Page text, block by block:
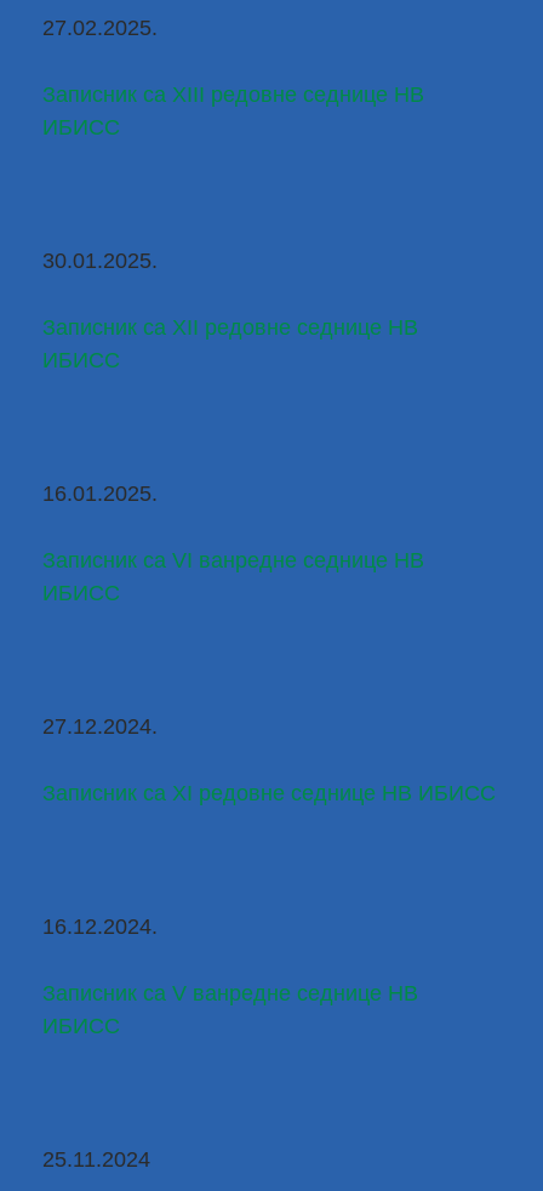
27.02.2025.
Записник са XIII редовне седнице НВ
ИБИСС
30.01.2025.
Записник са XII редовне седнице НВ
ИБИСС
16.01.2025.
Записник са VI ванредне седнице НВ
ИБИСС
27.12.2024.
Записник са XI редовне седнице НВ ИБИСС
16.12.2024.
Записник са V ванредне седнице НВ
ИБИСС
25.11.2024